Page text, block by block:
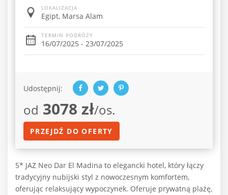
LOKALIZACJA
Egipt, Marsa Alam
TERMIN PODRÓŻY
16/07/2025 - 23/07/2025
Udostępnij:
od 3078 zł/os.
PRZEJDŹ DO OFERTY
5* JAZ Neo Dar El Madina to elegancki hotel, który łączy
tradycyjny nubijski styl z nowoczesnym komfortem,
oferując relaksujący wypoczynek. Oferuje prywatną plażę,